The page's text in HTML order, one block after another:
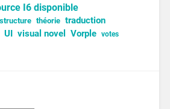
I6 disponible
structure théorie traduction
UI visual novel Vorple votes